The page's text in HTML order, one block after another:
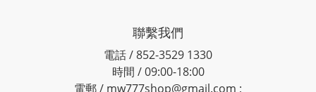
聯繫我們
電話 / 852-3529 1330
時間 / 09:00-18:00
電郵 / mw777shop@gmail.com ;